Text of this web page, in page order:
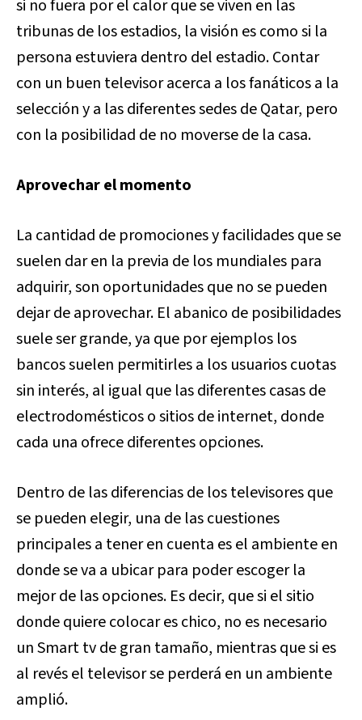
si no fuera por el calor que se viven en las
tribunas de los estadios, la visión es como si la
persona estuviera dentro del estadio. Contar
con un buen televisor acerca a los fanáticos a la
selección y a las diferentes sedes de Qatar, pero
con la posibilidad de no moverse de la casa.
Aprovechar el momento
La cantidad de promociones y facilidades que se
suelen dar en la previa de los mundiales para
adquirir, son oportunidades que no se pueden
dejar de aprovechar. El abanico de posibilidades
suele ser grande, ya que por ejemplos los
bancos suelen permitirles a los usuarios cuotas
sin interés, al igual que las diferentes casas de
electrodomésticos o sitios de internet, donde
cada una ofrece diferentes opciones.
Dentro de las diferencias de los televisores que
se pueden elegir, una de las cuestiones
principales a tener en cuenta es el ambiente en
donde se va a ubicar para poder escoger la
mejor de las opciones. Es decir, que si el sitio
donde quiere colocar es chico, no es necesario
un Smart tv de gran tamaño, mientras que si es
al revés el televisor se perderá en un ambiente
amplió.